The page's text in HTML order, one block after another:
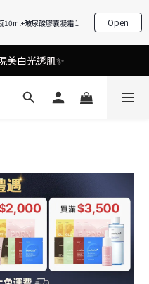
10ml+玻尿酸膠囊凝霜 1
Open
膚效果UP！
OFF活動中！
美白光透肌✨
護膚效果UP！